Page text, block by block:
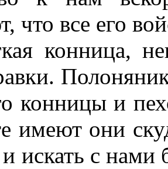
что все его
конница,
конницы и
имеют они
искать с нами